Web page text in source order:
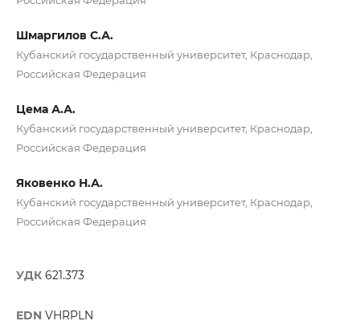
Шмаргилов С.А.
Кубанский государственный университет, Краснодар,
Российская Федерация
Цема А.А.
Кубанский государственный университет, Краснодар,
Российская Федерация
Яковенко Н.А.
Кубанский государственный университет, Краснодар,
Российская Федерация
УДК 621.373
EDN VHRPLN